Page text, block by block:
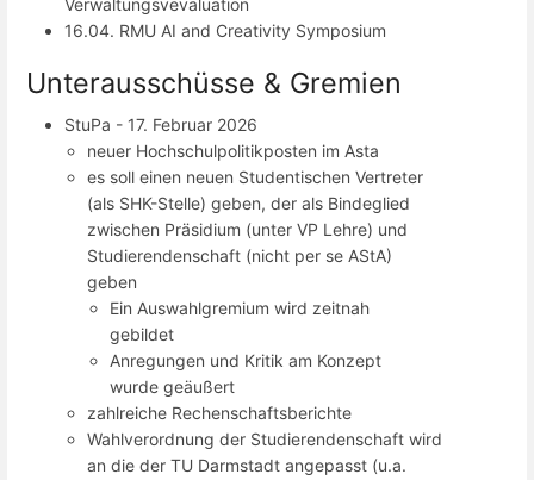
16.04. RMU AI and Creativity Symposium
Unterausschüsse & Gremien
StuPa - 17. Februar 2026
neuer Hochschulpolitikposten im Asta
es soll einen neuen Studentischen Vertreter
(als SHK-Stelle) geben, der als Bindeglied
zwischen Präsidium (unter VP Lehre) und
Studierendenschaft (nicht per se AStA)
geben
Ein Auswahlgremium wird zeitnah
gebildet
Anregungen und Kritik am Konzept
wurde geäußert
zahlreiche Rechenschaftsberichte
Wahlverordnung der Studierendenschaft wird
an die der TU Darmstadt angepasst (u.a.